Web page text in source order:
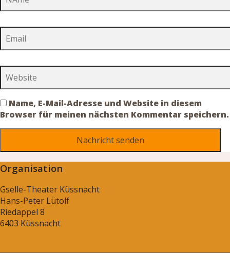
Name, E-Mail-Adresse und Website in diesem
Browser für meinen nächsten Kommentar speichern.
Organisation
Gselle-Theater Küssnacht
Hans-Peter Lütolf
Riedappel 8
6403 Küssnacht